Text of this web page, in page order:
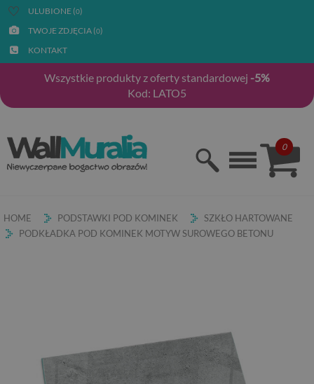
ULUBIONE (0)
TWOJE ZDJĘCIA (0)
KONTAKT
Wszystkie produkty z oferty standardowej -5%
Kod: LATO5
0
HOME PODSTAWKI POD KOMINEK
SZKŁO HARTOWANE
PODKŁADKA POD KOMINEK MOTYW SUROWEGO BETONU